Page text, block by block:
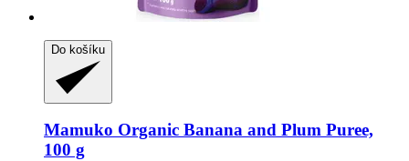
Do košíku
Mamuko Organic Banana and Plum Puree,
100 g